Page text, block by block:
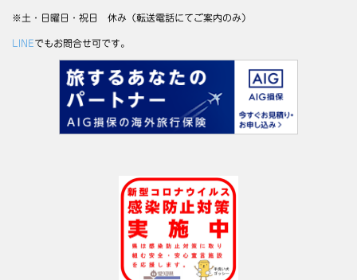
※土・日曜日・祝日 休み（転送電話にてご案内のみ）
LINEでもお問合せ可です。